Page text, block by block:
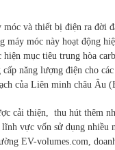
và thiết bị điện ra đời
móc này hoạt động
mục tiêu trung hòa
năng lượng điện cho
của Liên minh châu Âu
cải thiện, thu hút thêm
vực vốn sử dụng nhiều
EV-volumes.com,